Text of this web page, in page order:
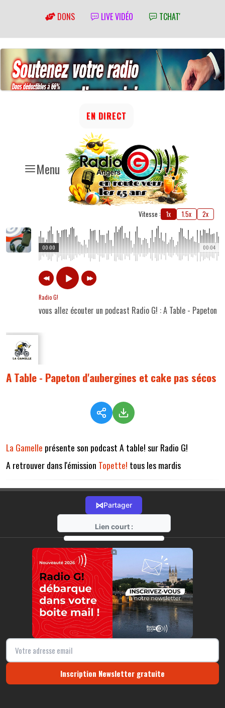
DONS LIVE VIDÉO TCHAT'
Menu
EN DIRECT
Vitesse : 1x 1.5x 2x
00:04
00:00
Radio G!
vous allez écouter un podcast Radio G! : A Table - Papeton
A Table - Papeton d'aubergines et cake pas sécos
La Gamelle présente son podcast A table! sur Radio G!
A retrouver dans l'émission Topette! tous les mardis
⋈Partager
Lien court :
https://radio-g.fr?11816
⧉
Inscription Newsletter gratuite